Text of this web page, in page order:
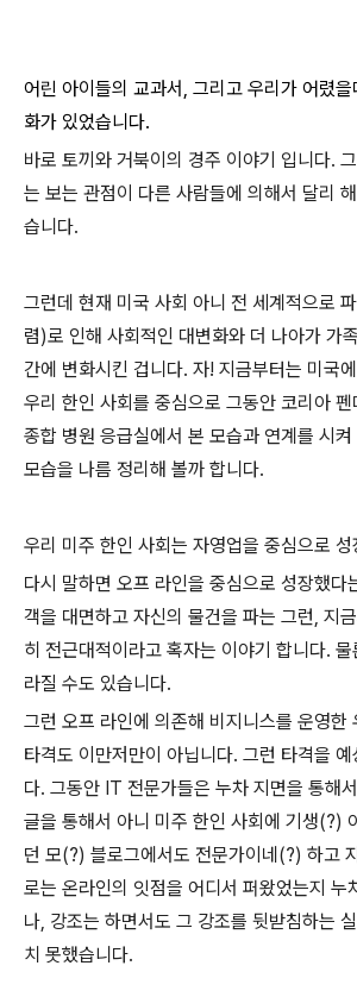
어린 아이들의 교과서, 그리고 우리가 어렸
화가 있었습니다.
바로 토끼와 거북이의 경주 이야기 입니다.
는 보는 관점이 다른 사람들에 의해서 달리
습니다.
그런데 현재 미국 사회 아니 전 세계적으로
렴)로 인해 사회적인 대변화와 더 나아가 가
간에 변화시킨 겁니다. 자! 지금부터는 미국
우리 한인 사회를 중심으로 그동안 코리아 펜
종합 병원 응급실에서 본 모습과 연계를 시
모습을 나름 정리해 볼까 합니다.
우리 미주 한인 사회는 자영업을 중심으로 성
다시 말하면 오프 라인을 중심으로 성장했다
객을 대면하고 자신의 물건을 파는 그런, 지
히 전근대적이라고 혹자는 이야기 합니다.
라질 수도 있습니다.
그런 오프 라인에 의존해 비지니스를 운영한
타격도 이만저만이 아닙니다. 그런 타격을 예
다. 그동안 IT 전문가들은 누차 지면을 통해
글을 통해서 아니 미주 한인 사회에 기생(?)
던 모(?) 블로그에서도 전문가이네(?) 하고
로는 온라인의 잇점을 어디서 퍼왔었는지 누
나, 강조는 하면서도 그 강조를 뒷받침하는
치 못했습니다.